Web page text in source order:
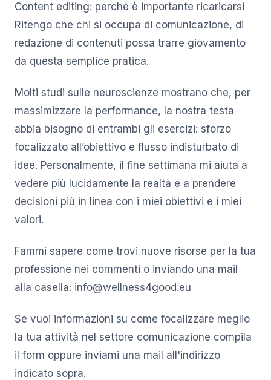
Content editing: perché è importante ricaricarsi
Ritengo che chi si occupa di comunicazione, di
redazione di contenuti possa trarre giovamento
da questa semplice pratica.
Molti studi sulle neuroscienze mostrano che, per
massimizzare la performance, la nostra testa
abbia bisogno di entrambi gli esercizi: sforzo
focalizzato all’obiettivo e flusso indisturbato di
idee. Personalmente, il fine settimana mi aiuta a
vedere più lucidamente la realtà e a prendere
decisioni più in linea con i miei obiettivi e i miei
valori.
Fammi sapere come trovi nuove risorse per la tua
professione nei commenti o inviando una mail
alla casella: info@wellness4good.eu
Se vuoi informazioni su come focalizzare meglio
la tua attività nel settore comunicazione compila
il form oppure inviami una mail all'indirizzo
indicato sopra.